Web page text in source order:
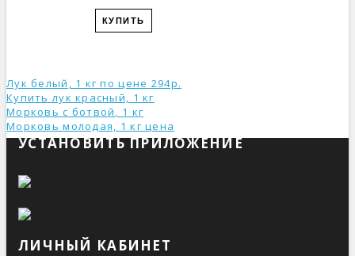
КУПИТЬ
Лук белый, 1 кг по цене 294р.
Купить лук красный, 1 кг
Морковь с ботвой, 1 кг
Морковь молодая, 1 кг ценa
УСТАНОВИТЬ ПРИЛОЖЕНИЕ
ЛИЧНЫЙ КАБИНЕТ